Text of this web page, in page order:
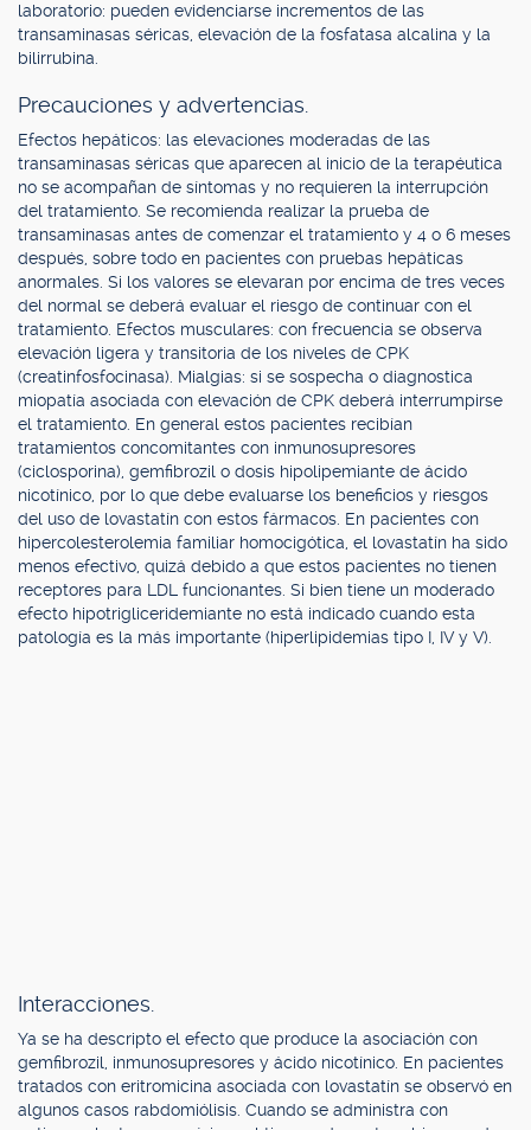
laboratorio: pueden evidenciarse incrementos de las
transaminasas séricas, elevación de la fosfatasa alcalina y la
bilirrubina.
Precauciones y advertencias.
Efectos hepáticos: las elevaciones moderadas de las
transaminasas séricas que aparecen al inicio de la terapéutica
no se acompañan de síntomas y no requieren la interrupción
del tratamiento. Se recomienda realizar la prueba de
transaminasas antes de comenzar el tratamiento y 4 o 6 meses
después, sobre todo en pacientes con pruebas hepáticas
anormales. Si los valores se elevaran por encima de tres veces
del normal se deberá evaluar el riesgo de continuar con el
tratamiento. Efectos musculares: con frecuencia se observa
elevación ligera y transitoria de los niveles de CPK
(creatinfosfocinasa). Mialgias: si se sospecha o diagnostica
miopatía asociada con elevación de CPK deberá interrumpirse
el tratamiento. En general estos pacientes recibían
tratamientos concomitantes con inmunosupresores
(ciclosporina), gemfibrozil o dosis hipolipemiante de ácido
nicotínico, por lo que debe evaluarse los beneficios y riesgos
del uso de lovastatín con estos fármacos. En pacientes con
hipercolesterolemia familiar homocigótica, el lovastatín ha sido
menos efectivo, quizá debido a que estos pacientes no tienen
receptores para LDL funcionantes. Si bien tiene un moderado
efecto hipotrigliceridemiante no está indicado cuando esta
patología es la más importante (hiperlipidemias tipo I, IV y V).
Interacciones.
Ya se ha descripto el efecto que produce la asociación con
gemfibrozil, inmunosupresores y ácido nicotínico. En pacientes
tratados con eritromicina asociada con lovastatín se observó en
algunos casos rabdomiólisis. Cuando se administra con